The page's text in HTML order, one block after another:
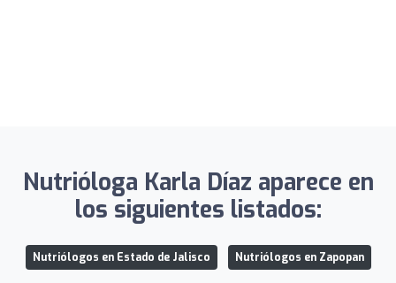
Nutrióloga Karla Díaz aparece en
los siguientes listados:
Nutriólogos en Estado de Jalisco Nutriólogos en Zapopan